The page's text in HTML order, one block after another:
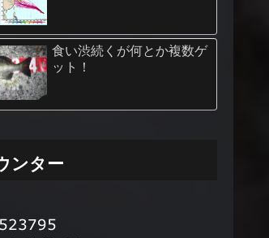
食い渋続くが何とか複数ゲ
ット！
ンター